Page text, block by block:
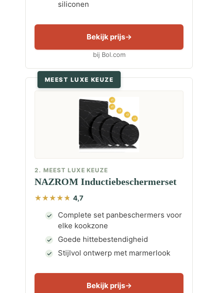
siliconen
Bekijk prijs
bij Bol.com
MEEST LUXE KEUZE
2. MEEST LUXE KEUZE
NAZROM Inductiebeschermerset
4,7
Complete set panbeschermers voor
elke kookzone
Goede hittebestendigheid
Stijlvol ontwerp met marmerlook
Bekijk prijs